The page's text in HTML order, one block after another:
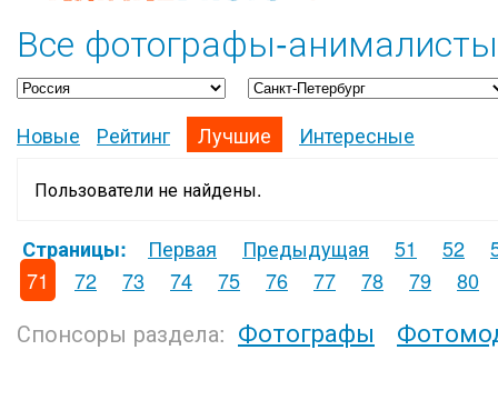
Все фотографы-
Новые Рейтинг Лучшие Интересные
Пользователи не найдены.
Страницы: Первая Предыдущая 51 52
71
72 73 74 75 76 77 78 79 80
Спонсоры раздела: Фотографы